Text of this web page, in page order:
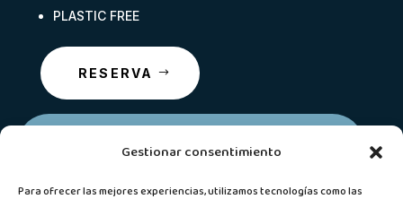
Gestionar consentimiento
Para ofrecer las mejores experiencias, utilizamos tecnologías como las
PLASTIC FREE
RESERVA